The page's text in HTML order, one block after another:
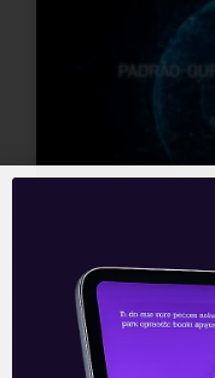
O que
Crypto 101